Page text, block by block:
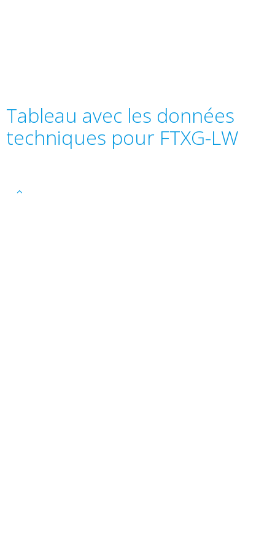
Tableau avec les données
techniques pour FTXG-LW